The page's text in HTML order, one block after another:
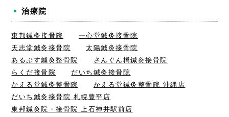
治療院
東邦鍼灸接骨院
一心堂鍼灸接骨院
天志堂鍼灸接骨院
太陽鍼灸接骨院
あるぷす鍼灸整骨院
さんぐん橋鍼灸接骨院
らくだ接骨院
だいち鍼灸接骨院
かえる堂鍼灸整骨院
かえる堂鍼灸整骨院 沖縄店
だいち鍼灸接骨院 札幌豊平店
東邦鍼灸院・接骨院 上石神井駅前店